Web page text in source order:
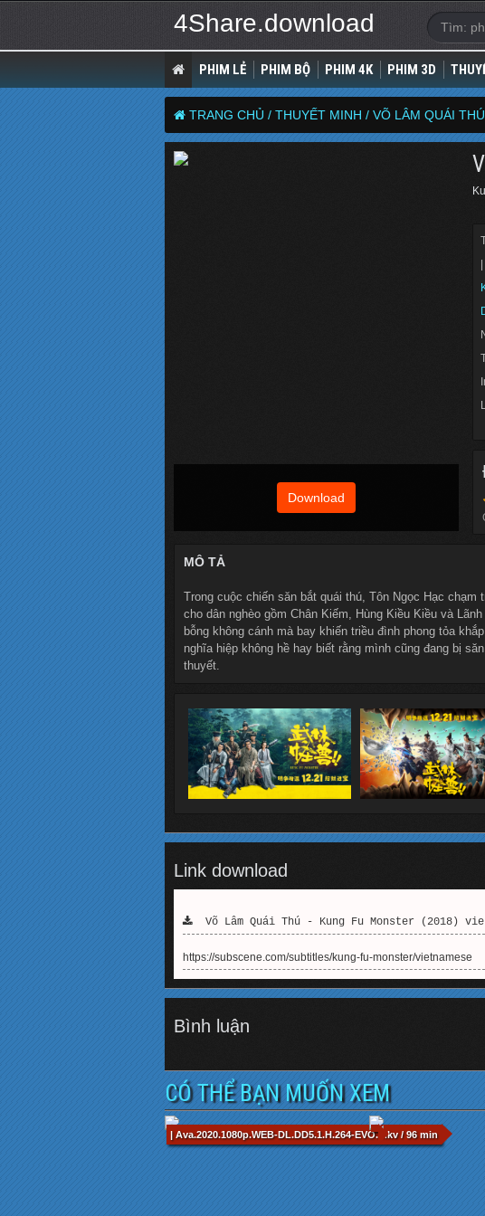
4Share.download
PHIM LẺ PHIM BỘ PHIM 4K PHIM 3D
TRANG CHỦ / THUYẾT MINH / VÕ LÂM QUÁI
Download
MÔ TẢ
Trong cuộc chiến săn bắt quái thú, Tôn Ngọc Hạc
cho dân nghèo gồm Chân Kiếm, Hùng Kiều Kiều và
bỗng không cánh mà bay khiến triều đình phong tỏa
nghĩa hiệp không hề hay biết rằng mình cũng đang bị
thuyết.
Link download
Võ Lâm Quái Thú - Kung Fu Monster (2018)
https://subscene.com/subtitles/kung-fu-monster/vietnamese
Bình luận
CÓ THỂ BẠN MUỐN XEM
| Ava.2020.1080p.WEB-DL.DD5.1.H.264-EVO.mkv / 96 min